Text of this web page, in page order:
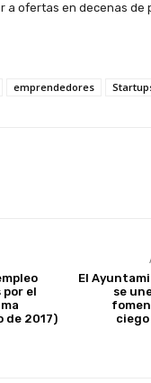
a ofertas en decenas de
emprendedores
el
de 2017)
El
se